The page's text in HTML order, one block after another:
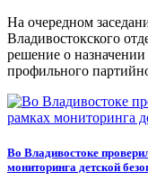
На очередном
Владивостокского
решение о
профильного
Во Владивостоке
мониторинга детской